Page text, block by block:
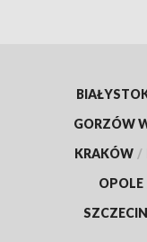
GORZÓW
KRAKÓW /
OPOLE
SZCZECIN